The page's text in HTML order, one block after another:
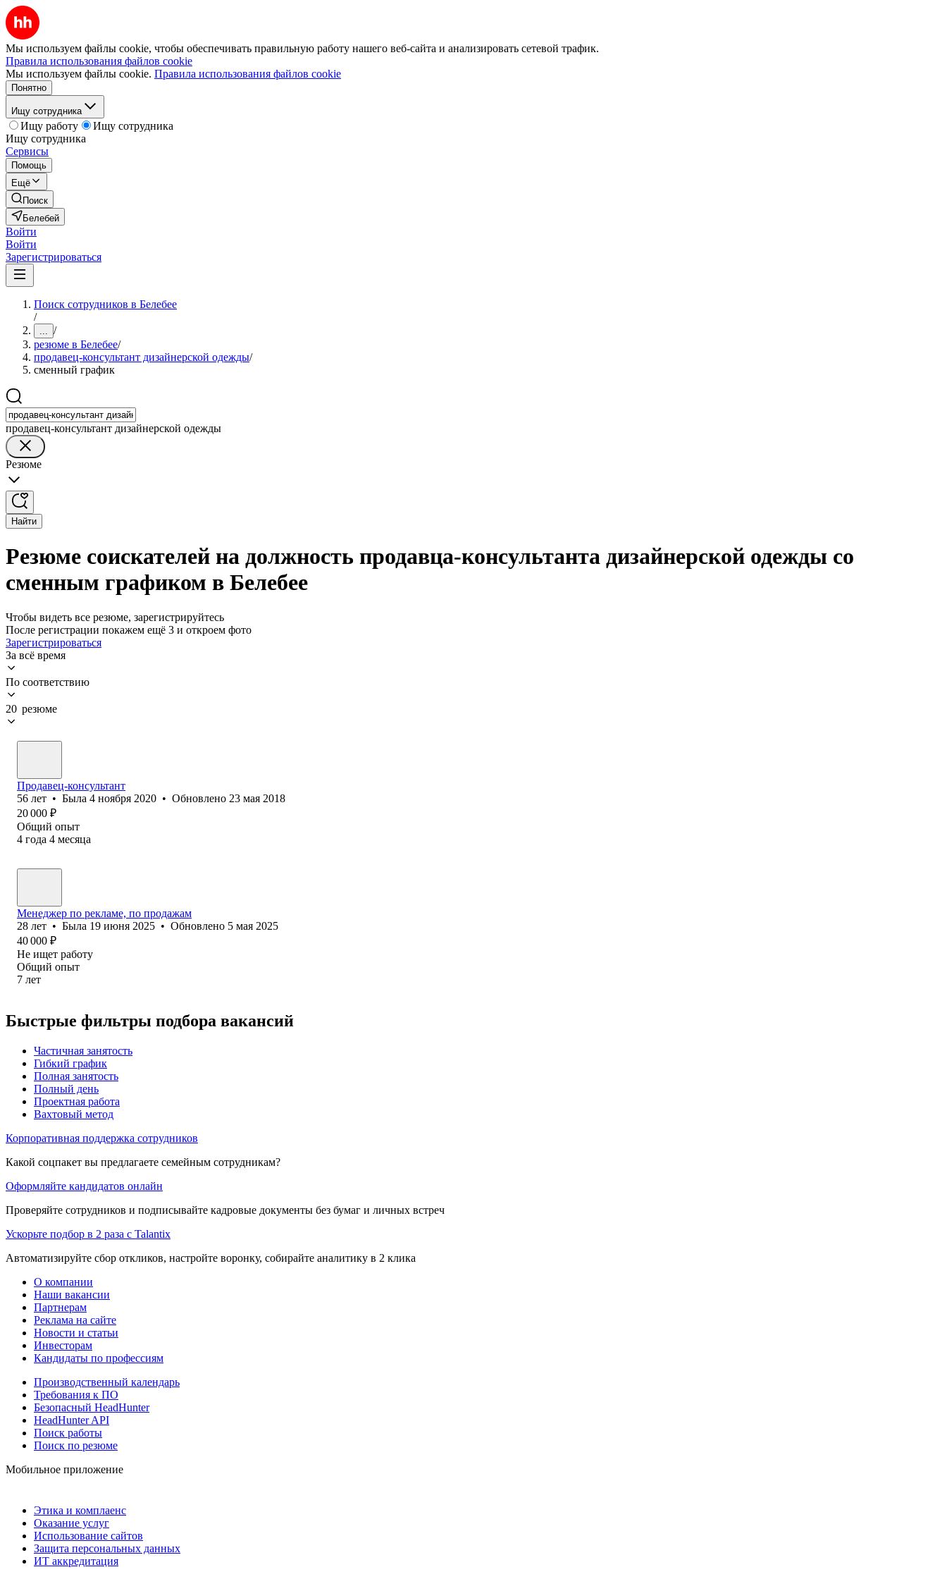
Мы используем файлы cookie, чтобы обеспечивать правильную работу нашего веб-сайта и анализировать сетевой трафик.
Правила использования файлов cookie
Мы используем файлы cookie. Правила использования файлов cookie
Понятно
Ищу сотрудника
Ищу работу
Ищу сотрудника
Ищу сотрудника
Сервисы
Помощь
Ещё
Поиск
Белебей
Войти
Войти
Зарегистрироваться
Поиск сотрудников в Белебее
/
... /
резюме в Белебее/
продавец-консультант дизайнерской одежды/
сменный график
продавец-консультант дизайнерской одежды
Резюме
Найти
Резюме соискателей на должность продавца-консультанта дизайнерской одежды со
сменным графиком в Белебее
Чтобы видеть все резюме, зарегистрируйтесь
После регистрации покажем ещё 3 и откроем фото
Зарегистрироваться
За всё время
По соответствию
20 резюме
Продавец-консультант
56 лет • Была 4 ноября 2020 • Обновлено 23 мая 2018
20 000 ₽
Общий опыт
4 года 4 месяца
Менеджер по рекламе, по продажам
28 лет • Была 19 июня 2025 • Обновлено 5 мая 2025
40 000 ₽
Не ищет работу
Общий опыт
7 лет
Быстрые фильтры подбора вакансий
Частичная занятость
Гибкий график
Полная занятость
Полный день
Проектная работа
Вахтовый метод
Корпоративная поддержка сотрудников
Какой соцпакет вы предлагаете семейным сотрудникам?
Оформляйте кандидатов онлайн
Проверяйте сотрудников и подписывайте кадровые документы без бумаг и личных встреч
Ускорьте подбор в 2 раза с Talantix
Автоматизируйте сбор откликов, настройте воронку, собирайте аналитику в 2 клика
О компании
Наши вакансии
Партнерам
Реклама на сайте
Новости и статьи
Инвесторам
Кандидаты по профессиям
Производственный календарь
Требования к ПО
Безопасный HeadHunter
HeadHunter API
Поиск работы
Поиск по резюме
Мобильное приложение
Этика и комплаенс
Оказание услуг
Использование сайтов
Защита персональных данных
ИТ аккредитация